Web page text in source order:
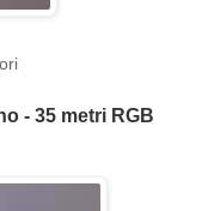
- 35 metri RGB